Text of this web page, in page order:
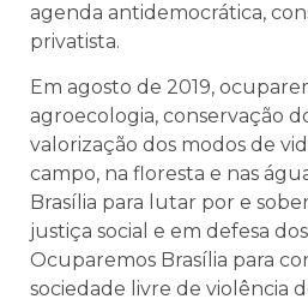
agenda antidemocrática,
privatista.
Em agosto de 2019,
agroecologia, conservação
valorização dos modos de
campo, na floresta e nas
Brasília para lutar por e
justiça social e em defesa
Ocuparemos Brasília para
sociedade livre de violência